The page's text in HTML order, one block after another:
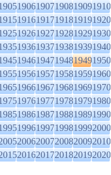
19061907190819091910
19161917191819191920
19261927192819291930
19361937193819391940
19461947194819491950
19561957195819591960
19661967196819691970
19761977197819791980
19861987198819891990
19961997199819992000
20062007200820092010
20162017201820192020